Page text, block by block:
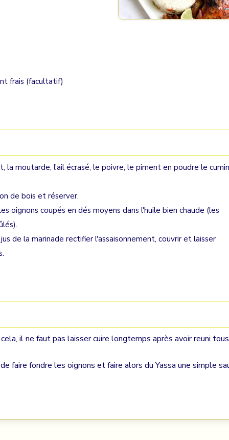
frais (facultatif)
la moutarde, l'ail écrasé, le poivre, le piment en poudre le
de bois et réserver.
oignons coupés en dés moyens dans l'huile bien chaude (les
de la marinade rectifier l'assaisonnement, couvrir et laisser
il ne faut pas laisser cuire longtemps après avoir reuni tous
faire fondre les oignons et faire alors du Yassa une simple